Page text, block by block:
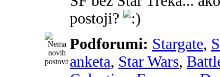
postoji?
Podforumi: Stargate,
anketa, Star Wars,